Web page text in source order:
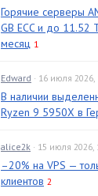
Горячие серверы
GB ECC и до
месяц 1
Edward · 16 июля 2026,
В наличии
Ryzen 9 5950X в
alice2k · 15 июля 2026,
–20% на VPS —
клиентов 2